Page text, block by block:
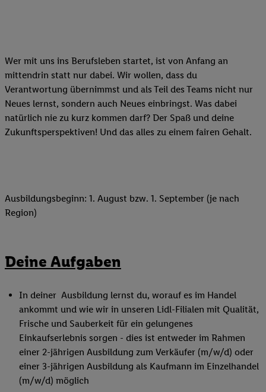
Wer mit uns ins Berufsleben startet, ist von Anfang an
mittendrin statt nur dabei. Wir wollen, dass du
Verantwortung übernimmst und als Teil des Teams nicht nur
Neues lernst, sondern auch Neues einbringst. Was dabei
natürlich nie zu kurz kommen darf? Der Spaß und deine
Zukunftsperspektiven! Und das alles zu einem fairen Gehalt.
Ausbildungsbeginn: 1. August bzw. 1. September (je nach
Region)
Deine Aufgaben
In deiner Ausbildung lernst du, worauf es im Handel
ankommt und wie wir in unseren Lidl-Filialen mit Qualität,
Frische und Sauberkeit für ein gelungenes
Einkaufserlebnis sorgen - dies ist entweder im Rahmen
einer 2-jährigen Ausbildung zum Verkäufer (m/w/d) oder
einer 3-jährigen Ausbildung als Kaufmann im Einzelhandel
(m/w/d) möglich